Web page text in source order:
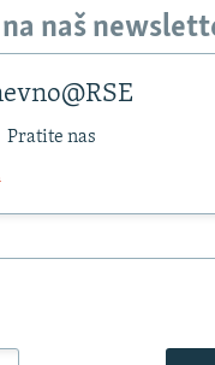
naš
Pratite nas